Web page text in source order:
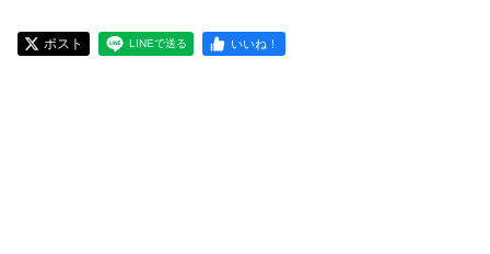
ポスト LINEで送る いいね！